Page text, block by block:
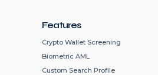
Features
Crypto Wallet Screening
Biometric AML
Custom Search Profile